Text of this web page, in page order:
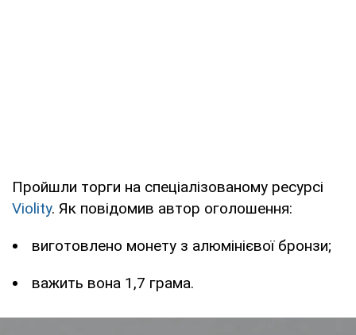
Пройшли торги на спеціалізованому ресурсі
Violity. Як повідомив автор оголошення:
виготовлено монету з алюмінієвої бронзи;
важить вона 1,7 грама.